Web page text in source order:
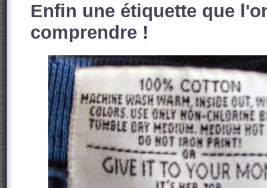
Enfin une étiquette que
comprendre !